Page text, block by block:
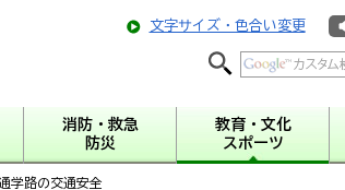
文字サイズ・色合い変更
消防・救急
防災
教育・文化
スポーツ
学路の交通安全